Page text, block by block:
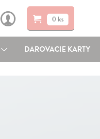
0 ks
DAROVACIE KARTY